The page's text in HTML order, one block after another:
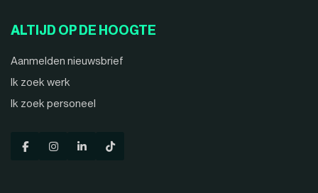
ALTIJD OP DE HOOGTE
Aanmelden nieuwsbrief
Ik zoek werk
Ik zoek personeel